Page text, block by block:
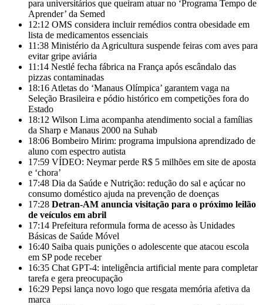
para universitários que queiram atuar no ‘Programa Tempo de
Aprender’ da Semed
12:12 OMS considera incluir remédios contra obesidade em
lista de medicamentos essenciais
11:38 Ministério da Agricultura suspende feiras com aves para
evitar gripe aviária
11:14 Nestlé fecha fábrica na França após escândalo das
pizzas contaminadas
18:16 Atletas do ‘Manaus Olímpica’ garantem vaga na
Seleção Brasileira e pódio histórico em competições fora do
Estado
18:12 Wilson Lima acompanha atendimento social a famílias
da Sharp e Manaus 2000 na Suhab
18:06 Bombeiro Mirim: programa impulsiona aprendizado de
aluno com espectro autista
17:59 VÍDEO: Neymar perde R$ 5 milhões em site de aposta
e ‘chora’
17:48 Dia da Saúde e Nutrição: redução do sal e açúcar no
consumo doméstico ajuda na prevenção de doenças
17:28 Detran-AM anuncia visitação para o próximo leilão
de veículos em abril
17:14 Prefeitura reformula forma de acesso às Unidades
Básicas de Saúde Móvel
16:40 Saiba quais punições o adolescente que atacou escola
em SP pode receber
16:35 Chat GPT-4: inteligência artificial mente para completar
tarefa e gera preocupação
16:29 Pepsi lança novo logo que resgata memória afetiva da
marca